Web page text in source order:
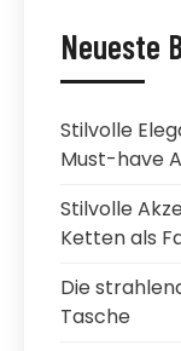
Neueste
Stilvolle
Must-have
Stilvolle
Ketten als
Die
Tasche